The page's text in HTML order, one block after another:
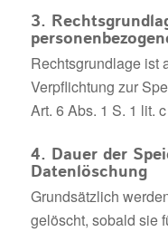
3.
Rechtsgrundlage ist
Verpflichtung zur
Art. 6 Abs. 1 S. 1 lit.
4. Dauer der
Datenlöschung
Grundsätzlich
gelöscht, sobald sie